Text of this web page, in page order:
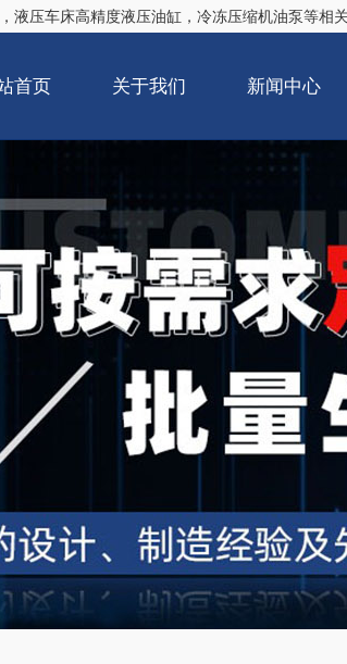
，液压车床高精度液压油缸，冷冻压缩机油泵等相
首页 关于我们 新闻中心